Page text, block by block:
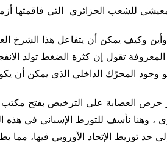
للشعب الجزائري التي فاقمتها
وكيف يمكن أن يتفاعل هذا الشرخ
تقول إن كثرة الضغط تولد
وجود المحرّك الداخلي الذي يمكن أن
حرص العصابة على الترخيص بفتح
وهنا نأسف للتورط الإسباني في هذه
حد توريط الإتحاد الأوروبي فيها،